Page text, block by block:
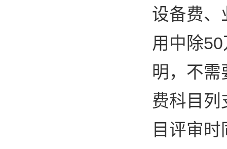
设备费、
用中除
明，不需
费科目列
目评审